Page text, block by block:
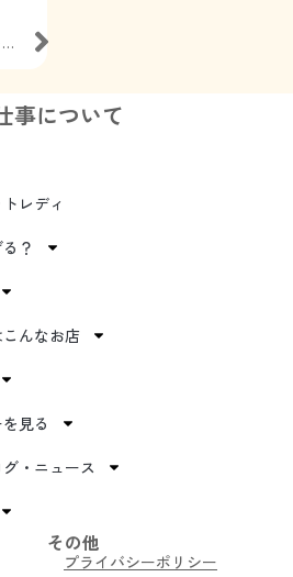
チャットレディならではの特大ボーナス
事について
レディ
？
んなお店
見る
・ニュース
その他
プライバシーポリシー